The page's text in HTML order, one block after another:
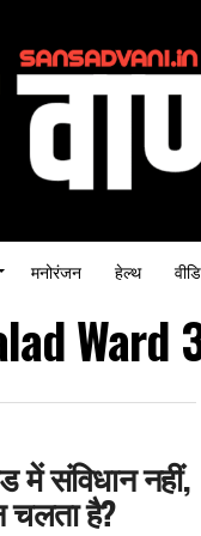
मनोरंजन हेल्थ
Ward
में संविधान नहीं,
चलता है?